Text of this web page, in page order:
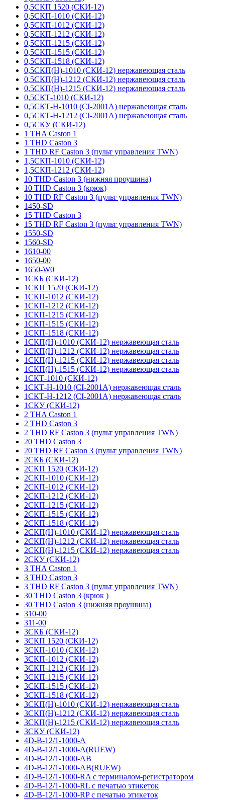
0,5СКП 1520 (СКИ-12)
0,5СКП-1010 (СКИ-12)
0,5СКП-1012 (СКИ-12)
0,5СКП-1212 (СКИ-12)
0,5СКП-1215 (СКИ-12)
0,5СКП-1515 (СКИ-12)
0,5СКП-1518 (СКИ-12)
0,5СКП(Н)-1010 (СКИ-12) нержавеющая сталь
0,5СКП(Н)-1212 (СКИ-12) нержавеющая сталь
0,5СКП(Н)-1215 (СКИ-12) нержавеющая сталь
0,5СКТ-1010 (СКИ-12)
0,5СКТ-Н-1010 (CI-2001A) нержавеющая сталь
0,5СКТ-Н-1212 (CI-2001A) нержавеющая сталь
0,5СКУ (СКИ-12)
1 THA Caston 1
1 THD Caston 3
1 THD RF Caston 3 (пульт управления TWN)
1,5СКП-1010 (СКИ-12)
1,5СКП-1212 (СКИ-12)
10 THD Caston 3 (нижняя проушина)
10 THD Caston 3 (крюк)
10 THD RF Caston 3 (пульт управления TWN)
1450-SD
15 THD Caston 3
15 THD RF Caston 3 (пульт управления TWN)
1550-SD
1560-SD
1610-00
1650-00
1650-W0
1СКБ (СКИ-12)
1СКП 1520 (СКИ-12)
1СКП-1012 (СКИ-12)
1СКП-1212 (СКИ-12)
1СКП-1215 (СКИ-12)
1СКП-1515 (СКИ-12)
1СКП-1518 (СКИ-12)
1СКП(Н)-1010 (СКИ-12) нержавеющая сталь
1СКП(Н)-1212 (СКИ-12) нержавеющая сталь
1СКП(Н)-1215 (СКИ-12) нержавеющая сталь
1СКП(Н)-1515 (СКИ-12) нержавеющая сталь
1СКТ-1010 (СКИ-12)
1СКТ-Н-1010 (CI-2001A) нержавеющая сталь
1СКТ-Н-1212 (CI-2001A) нержавеющая сталь
1СКУ (СКИ-12)
2 THA Caston 1
2 THD Caston 3
2 THD RF Caston 3 (пульт управления TWN)
20 THD Caston 3
20 THD RF Caston 3 (пульт управления TWN)
2СКБ (СКИ-12)
2СКП 1520 (СКИ-12)
2СКП-1010 (СКИ-12)
2СКП-1012 (СКИ-12)
2СКП-1212 (СКИ-12)
2СКП-1215 (СКИ-12)
2СКП-1515 (СКИ-12)
2СКП-1518 (СКИ-12)
2СКП(Н)-1010 (СКИ-12) нержавеющая сталь
2СКП(Н)-1212 (СКИ-12) нержавеющая сталь
2СКП(Н)-1215 (СКИ-12) нержавеющая сталь
2СКУ (СКИ-12)
3 THA Caston 1
3 THD Caston 3
3 THD RF Caston 3 (пульт управления TWN)
30 THD Caston 3 (крюк )
30 THD Caston 3 (нижняя проушина)
310-00
311-00
3СКБ (СКИ-12)
3СКП 1520 (СКИ-12)
3СКП-1010 (СКИ-12)
3СКП-1012 (СКИ-12)
3СКП-1212 (СКИ-12)
3СКП-1215 (СКИ-12)
3СКП-1515 (СКИ-12)
3СКП-1518 (СКИ-12)
3СКП(Н)-1010 (СКИ-12) нержавеющая сталь
3СКП(Н)-1212 (СКИ-12) нержавеющая сталь
3СКП(Н)-1215 (СКИ-12) нержавеющая сталь
3СКУ (СКИ-12)
4D-B-12/1-1000-A
4D-B-12/1-1000-A(RUEW)
4D-B-12/1-1000-AB
4D-B-12/1-1000-AB(RUEW)
4D-B-12/1-1000-RA с терминалом-регистратором
4D-B-12/1-1000-RL с печатью этикеток
4D-B-12/1-1000-RP с печатью этикеток